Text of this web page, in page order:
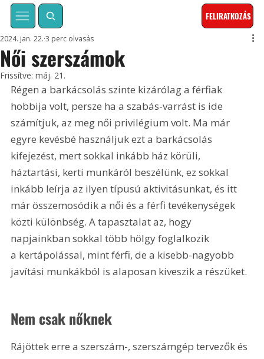
FELIRATKOZÁS
Női szerszámok
2024. jan. 22. 3 perc olvasás
Frissítve:máj. 21.
Régen a barkácsolás szinte kizárólag a férfiak
hobbija volt, persze ha a szabás-varrást is ide
számítjuk, az meg női privilégium volt. Ma már
egyre kevésbé használjuk ezt a barkácsolás
kifejezést, mert sokkal inkább ház körüli,
háztartási, kerti munkáról beszélünk, ez sokkal
inkább leírja az ilyen típusú aktivitásunkat, és itt
már összemosódik a női és a férfi tevékenységek
közti különbség. A tapasztalat az, hogy
napjainkban sokkal több hölgy foglalkozik
a kertápolással, mint férfi, de a kisebb-nagyobb
javítási munkákból is alaposan kiveszik a részüket.
Nem csak nőknek
Rájöttek erre a szerszám-, szerszámgép tervezők és